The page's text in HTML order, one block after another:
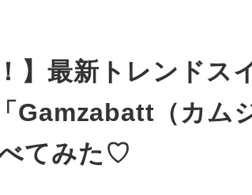
】最新トレンドス
Gamzabatt（カム
てみた♡